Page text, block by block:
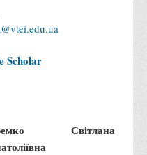
Scholar
Світлана